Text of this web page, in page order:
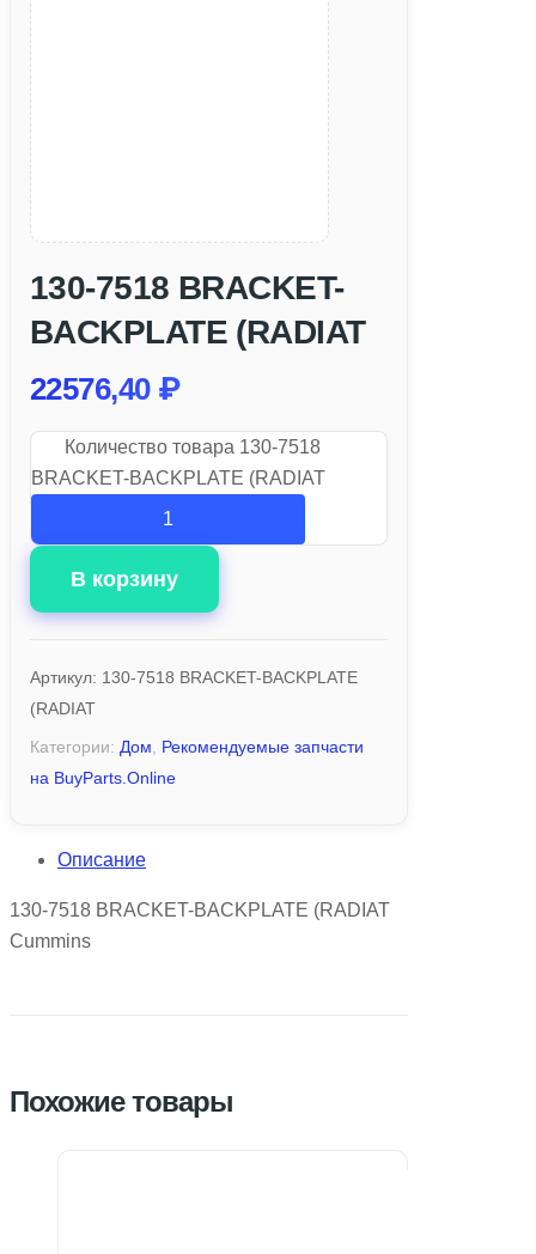
130-7518 BRACKET-
BACKPLATE (RADIAT
22576,40 ₽
Количество товара 130-7518
BRACKET-BACKPLATE (RADIAT
В корзину
Артикул: 130-7518 BRACKET-BACKPLATE
(RADIAT
Категории: Дом
Рекомендуемые запчасти
на BuyParts.Online
Описание
130-7518 BRACKET-BACKPLATE (RADIAT
Cummins
Похожие товары